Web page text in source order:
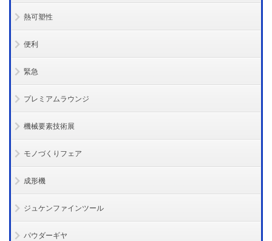
熱可塑性
便利
緊急
プレミアムラウンジ
機械要素技術展
モノづくりフェア
成形機
ジュケンファインツール
パウダーギヤ